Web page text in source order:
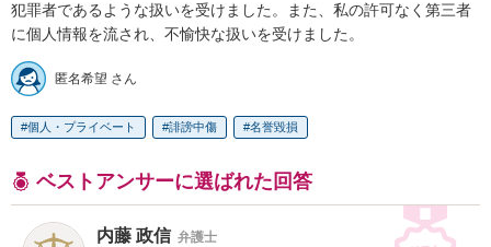
犯罪者であるような扱いを受けました。また、私の許可なく第三者
に個人情報を流され、不愉快な扱いを受けました。
匿名希望 さん
個人・プライベート 誹謗中傷 名誉毀損
ベストアンサーに選ばれた回答
内藤 政信 弁護士